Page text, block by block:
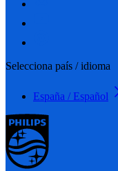
Selecciona país / idioma
España / Español